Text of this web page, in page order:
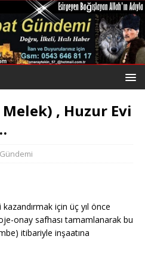
, Huzur Evi
kazandırmak için üç yıl önce
onay safhası tamamlanarak bu
itibariyle inşaatına